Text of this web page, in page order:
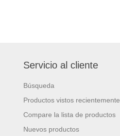
Servicio al cliente
Búsqueda
Productos vistos recientemente
Compare la lista de productos
Nuevos productos